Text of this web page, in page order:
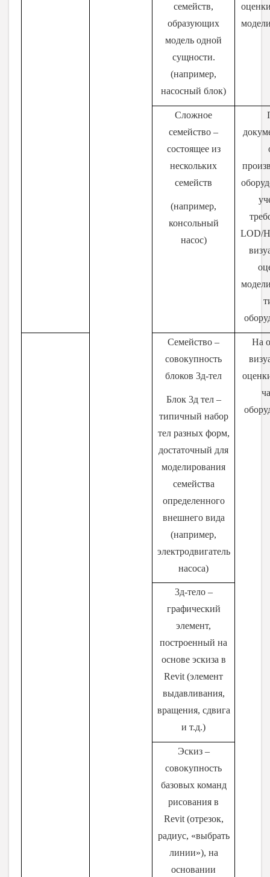
семейств,
образующих
модель одной
сущности.
(например,
насосный блок)
Сложное
семейство –
состоящее из
нескольких
семейств
(например,
консольный
насос)
LOD/
Семейство –
совокупность
блоков 3д-тел
Блок 3д тел –
типичный набор
тел разных форм,
достаточный для
моделирования
семейства
определенного
внешнего вида
(например,
электродвигатель
насоса)
На
3д-тело –
графический
элемент,
построенный на
основе эскиза в
Revit (элемент
выдавливания,
вращения, сдвига
и т.д.)
Эскиз –
совокупность
базовых команд
рисования в
Revit(отрезок,
радиус, «выбрать
линии»), на
основании